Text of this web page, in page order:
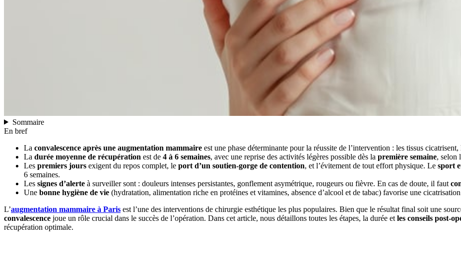
Sommaire
En bref
La convalescence après une augmentation mammaire est une phase déterminante pour la réussite de l’intervention : les tissus
La durée moyenne de récupération est de 4 à 6 semaines, avec une reprise des activités légères possible dès la première semaine, selon
Les premiers jours exigent du repos complet, le port d’un soutien-gorge de contention, et l’évitement de tout effort physique. Le sport
6 semaines.
Les signes d’alerte à surveiller sont : douleurs intenses persistantes, gonflement asymétrique, rougeurs ou fièvre. En cas de doute, il faut
Une bonne hygiène de vie (hydratation, alimentation riche en protéines et vitamines, absence d’alcool et de tabac) favorise une
L’augmentation mammaire à Paris est l’une des interventions de chirurgie esthétique les plus populaires. Bien que le résultat final soit une
convalescence joue un rôle crucial dans le succès de l’opération. Dans cet article, nous détaillons toutes les étapes, la durée et les conseils post-
récupération optimale.